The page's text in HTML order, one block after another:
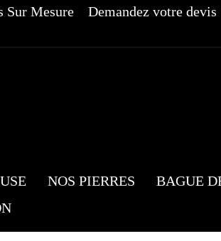
Sur Mesure
Demandez votre devis
NOS PIERRES
BAGUE